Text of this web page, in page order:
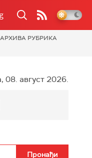
АРХИВА РУБРИКА
08. август 2026.